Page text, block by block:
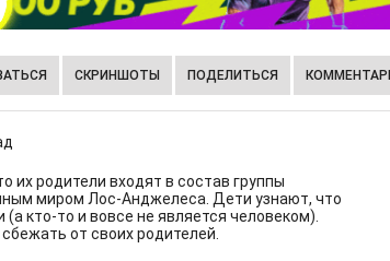
СКРИНШОТЫ ПОДЕЛИТЬСЯ
их родители входят в состав группы
миром Лос-Анджелеса. Дети узнают, что
кто-то и вовсе не является человеком).
от своих родителей.